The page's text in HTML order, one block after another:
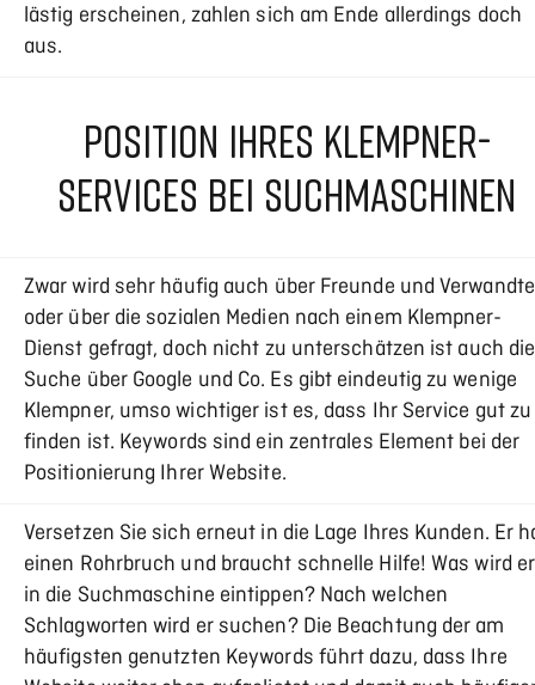
lästig erscheinen, zahlen sich am Ende allerdings doch
aus.
POSITION IHRES KLEMPNER-
SERVICES BEI SUCHMASCHINEN
Zwar wird sehr häufig auch über Freunde und Verwandte
oder über die sozialen Medien nach einem Klempner-
Dienst gefragt, doch nicht zu unterschätzen ist auch die
Suche über Google und Co. Es gibt eindeutig zu wenige
Klempner, umso wichtiger ist es, dass Ihr Service gut zu
finden ist. Keywords sind ein zentrales Element bei der
Positionierung Ihrer Website.
Versetzen Sie sich erneut in die Lage Ihres Kunden. Er
einen Rohrbruch und braucht schnelle Hilfe! Was wird er
in die Suchmaschine eintippen? Nach welchen
Schlagworten wird er suchen? Die Beachtung der am
häufigsten genutzten Keywords führt dazu, dass Ihre